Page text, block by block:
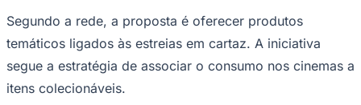
Brasileirão Série A
Paulistão
Copa do Brasil
Libertadores
Sul-Americana
Segundo a rede, a proposta é oferecer produtos
temáticos ligados às estreias em cartaz. A iniciativa
segue a estratégia de associar o consumo nos cinemas a
itens colecionáveis.